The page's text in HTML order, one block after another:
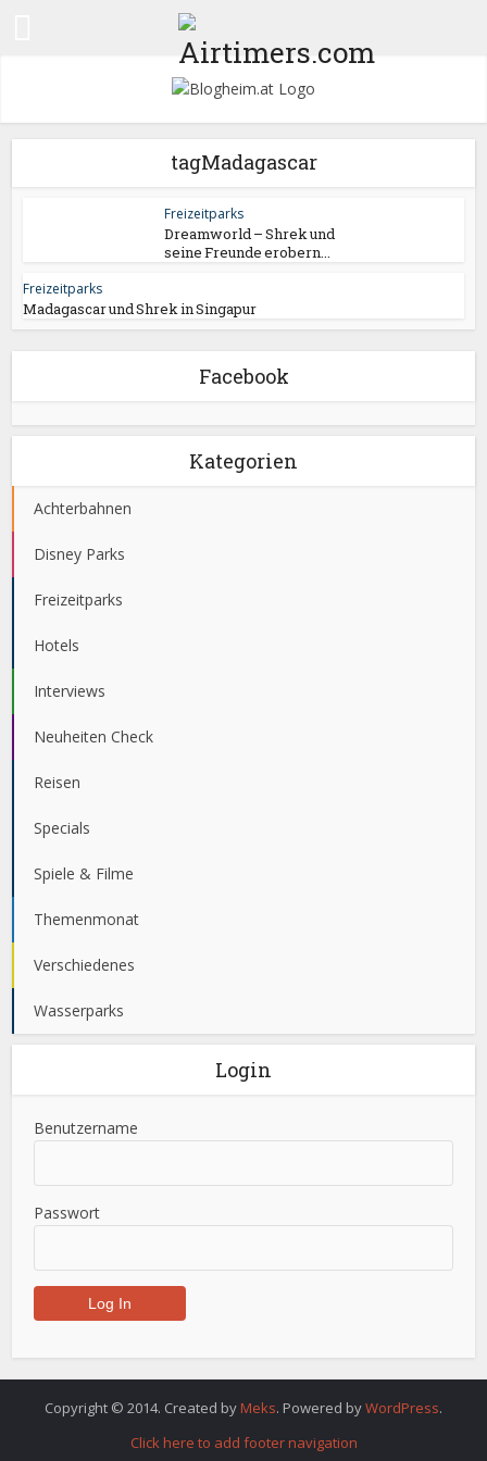
tagMadagascar
Freizeitparks
Dreamworld – Shrek und
seine Freunde erobern...
Freizeitparks
Madagascar und Shrek in Singapur
Facebook
Kategorien
Achterbahnen
Disney Parks
Freizeitparks
Hotels
Interviews
Neuheiten Check
Reisen
Specials
Spiele & Filme
Themenmonat
Verschiedenes
Wasserparks
Login
Benutzername
Passwort
Copyright © 2014. Created by Meks. Powered byWordPress.
Click here to add footer navigation